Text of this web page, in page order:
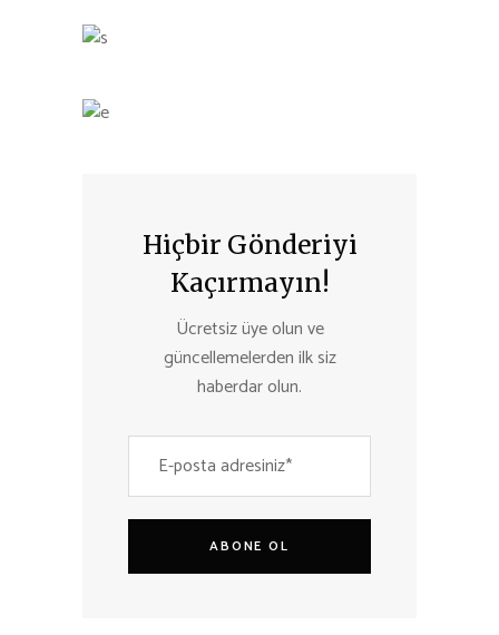
Hiçbir Gönderiyi
Kaçırmayın!
Ücretsiz üye olun ve
güncellemelerden ilk siz
haberdar olun.
ABONE OL